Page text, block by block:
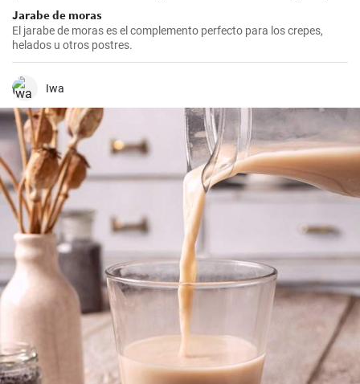
Jarabe de moras
El jarabe de moras es el complemento perfecto para los crepes,
helados u otros postres.
Iwa